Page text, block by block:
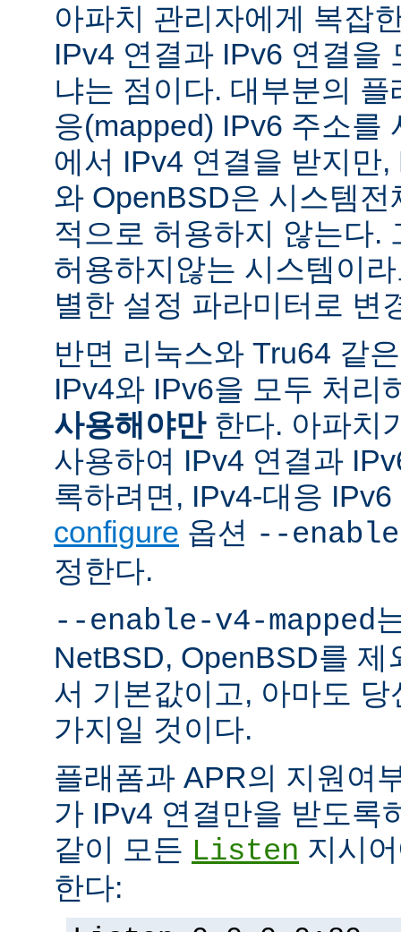
아파치 관리자에게 복잡
IPv4 연결과 IPv6 연결을
냐는 점이다. 대부분의
응(mapped) IPv6 주소를
에서 IPv4 연결을 받지만
와 OpenBSD은 시스템
적으로 허용하지 않는다.
허용하지않는 시스템이
별한 설정 파라미터로 변
반면 리눅스와 Tru64 같
IPv4와 IPv6을 모두 처리
사용해야만한다. 아파치
사용하여 IPv4 연결과
록하려면, IPv4-대응
configure 옵션 --
정한다.
--enable-v4-mapped
NetBSD, OpenBSD를 제
서 기본값이고, 아마도
가지일 것이다.
플래폼과 APR의 지원여
가 IPv4 연결만을 받도록
같이 모든 Listen 지시
한다: